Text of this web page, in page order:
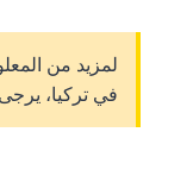
لمزيد من
في تركيا،